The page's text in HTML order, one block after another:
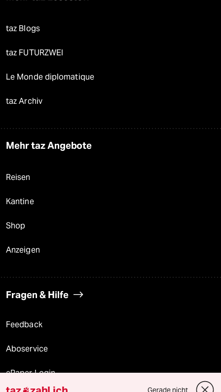
taz Blogs
taz FUTURZWEI
Le Monde diplomatique
taz Archiv
Mehr taz Angebote
Reisen
Kantine
Shop
Anzeigen
Fragen & Hilfe
Feedback
Aboservice
ePaper Login
 Gerade nicht